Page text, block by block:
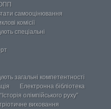
самооцінювання
комісії
спеціальні
загальні компетентності
Електронна бібліотека
олімпійського руху”
виховання